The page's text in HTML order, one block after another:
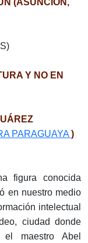
(ASUNCIÓN,
Y NO EN
PARAGUAYA)
figura conocida
en nuestro medio
intelectual
ciudad donde
maestro Abel